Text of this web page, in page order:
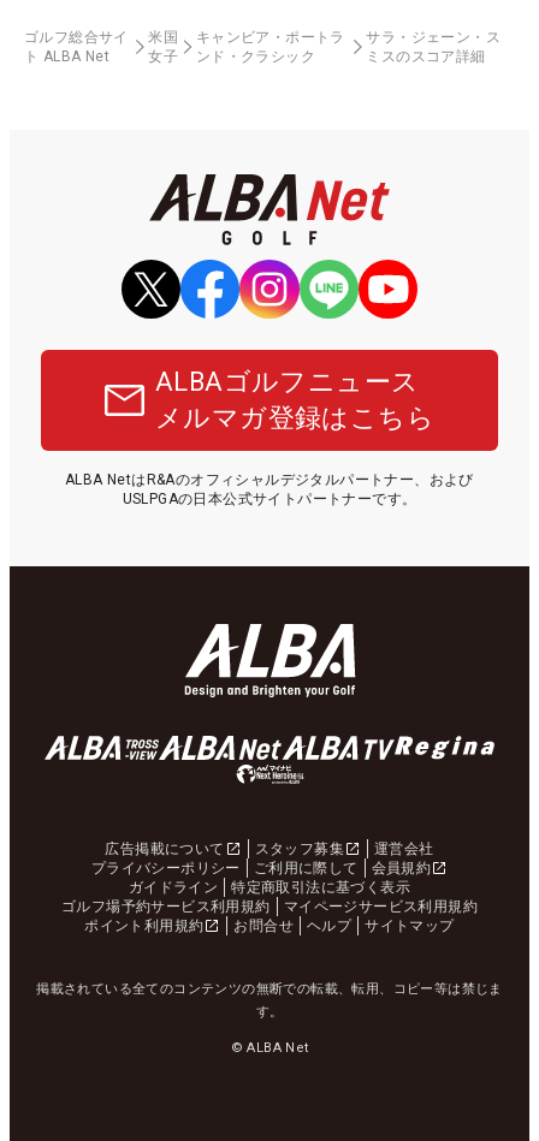
ゴルフ総合サイ
ト ALBA Net
米国
女子
キャンビア・ポートラ
ンド・クラシック
サラ・ジェーン・ス
ミスのスコア詳細
ALBAゴルフニュース
メルマガ登録はこちら
ALBA NetはR&Aのオフィシャルデジタルパートナー、および
USLPGAの日本公式サイトパートナーです。
広告掲載について スタッフ募集
運営会社
プライバシーポリシー
ご利用に際して
会員規約
ガイドライン
特定商取引法に基づく表示
ゴルフ場予約サービス利用規約
マイページサービス利用規約
ポイント利用規約
お問合せ ヘルプ サイトマップ
掲載されている全てのコンテンツの無断での転載、転用、コピー等は禁じま
す。
© ALBA Net